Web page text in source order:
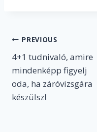
Post
navigation
PREVIOUS
4+1 tudnivaló, amire
mindenképp figyelj
oda, ha záróvizsgára
készülsz!